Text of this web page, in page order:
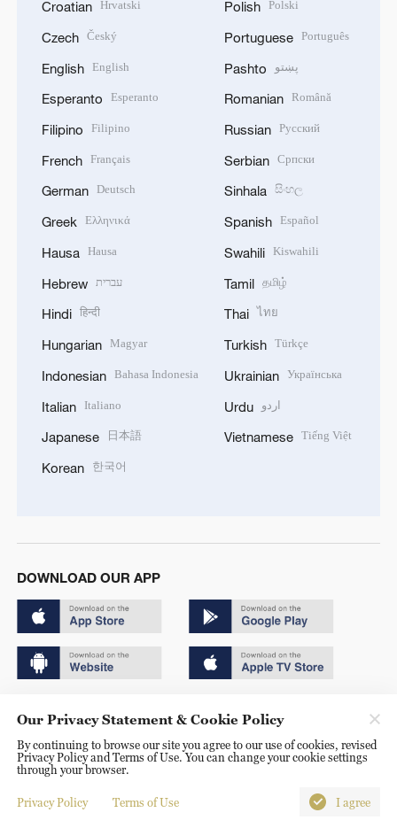
Croatian Hrvatski
Czech Český
English English
Esperanto Esperanto
Filipino Filipino
French Français
German Deutsch
Greek Ελληνικά
Hausa Hausa
Hebrew עברית
Hindi हिन्दी
Hungarian Magyar
Indonesian Bahasa Indonesia
Italian Italiano
Japanese 日本語
Korean 한국어
Polish Polski
Portuguese Português
Pashto پښتو
Romanian Română
Russian Русский
Serbian Српски
Sinhala සිංහල
Spanish Español
Swahili Kiswahili
Tamil தமிழ்
Thai ไทย
Turkish Türkçe
Ukrainian Українська
Urdu اردو
Vietnamese Tiếng Việt
DOWNLOAD OUR APP
京ICP备20000184号
京公网安备 11010502050052号
Disinformation report hotline: 010-85061466
Our Privacy Statement & Cookie Policy
By continuing to browse our site you agree to our use of cookies, revised
Privacy Policy and Terms of Use. You can change your cookie settings
through your browser.
Privacy Policy Terms of Use I agree